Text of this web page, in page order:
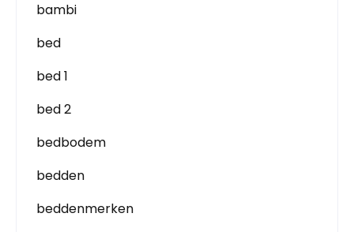
bambi
bed
bed 1
bed 2
bedbodem
bedden
beddenmerken